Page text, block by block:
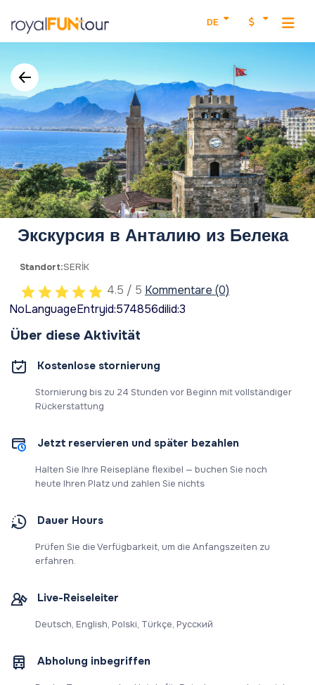
DE
Экскурсия в Анталию из Белека
Standort:SERİK
4.5 / 5 Kommentare (0)
NoLanguageEntryid:574856dilid:3
Über diese Aktivität
Kostenlose stornierung
Stornierung bis zu 24 Stunden vor Beginn mit vollständiger
Rückerstattung
Jetzt reservieren und später bezahlen
Halten Sie Ihre Reisepläne flexibel — buchen Sie noch
heute Ihren Platz und zahlen Sie nichts
Dauer Hours
Prüfen Sie die Verfügbarkeit, um die Anfangszeiten zu
erfahren.
Live-Reiseleiter
Deutsch, English, Polski, Türkçe, Русский
Abholung inbegriffen